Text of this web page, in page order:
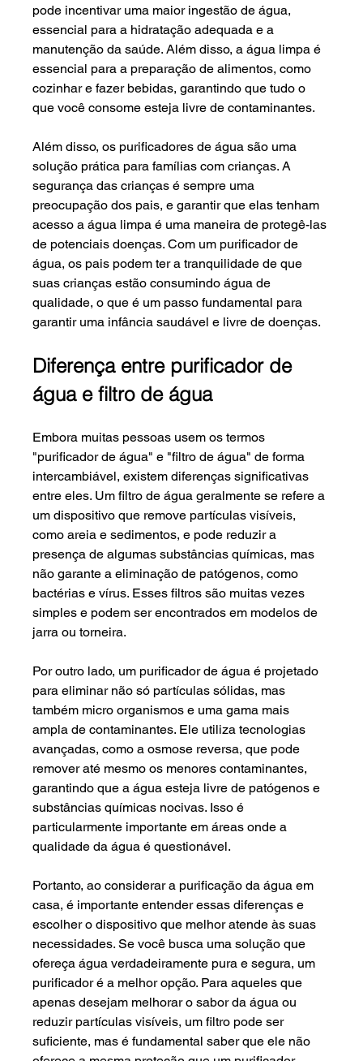
pode incentivar uma maior ingestão de água,
essencial para a hidratação adequada e a
manutenção da saúde. Além disso, a água limpa é
essencial para a preparação de alimentos, como
cozinhar e fazer bebidas, garantindo que tudo o
que você consome esteja livre de contaminantes.
Além disso, os purificadores de água são uma
solução prática para famílias com crianças. A
segurança das crianças é sempre uma
preocupação dos pais, e garantir que elas tenham
acesso a água limpa é uma maneira de protegê-las
de potenciais doenças. Com um purificador de
água, os pais podem ter a tranquilidade de que
suas crianças estão consumindo água de
qualidade, o que é um passo fundamental para
garantir uma infância saudável e livre de doenças.
Diferença entre purificador de
água e filtro de água
Embora muitas pessoas usem os termos
"purificador de água" e "filtro de água" de forma
intercambiável, existem diferenças significativas
entre eles. Um filtro de água geralmente se refere a
um dispositivo que remove partículas visíveis,
como areia e sedimentos, e pode reduzir a
presença de algumas substâncias químicas, mas
não garante a eliminação de patógenos, como
bactérias e vírus. Esses filtros são muitas vezes
simples e podem ser encontrados em modelos de
jarra ou torneira.
Por outro lado, um purificador de água é projetado
para eliminar não só partículas sólidas, mas
também micro organismos e uma gama mais
ampla de contaminantes. Ele utiliza tecnologias
avançadas, como a osmose reversa, que pode
remover até mesmo os menores contaminantes,
garantindo que a água esteja livre de patógenos e
substâncias químicas nocivas. Isso é
particularmente importante em áreas onde a
qualidade da água é questionável.
Portanto, ao considerar a purificação da água em
casa, é importante entender essas diferenças e
escolher o dispositivo que melhor atende às suas
necessidades. Se você busca uma solução que
ofereça água verdadeiramente pura e segura, um
purificador é a melhor opção. Para aqueles que
apenas desejam melhorar o sabor da água ou
reduzir partículas visíveis, um filtro pode ser
suficiente, mas é fundamental saber que ele não